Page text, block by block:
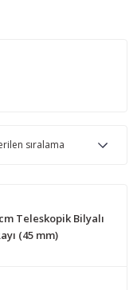
Teleskopik Bilyalı
(45 mm)